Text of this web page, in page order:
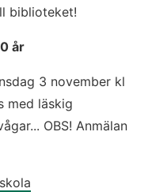
biblioteket!
år
3 november kl
med läskig
OBS! Anmälan